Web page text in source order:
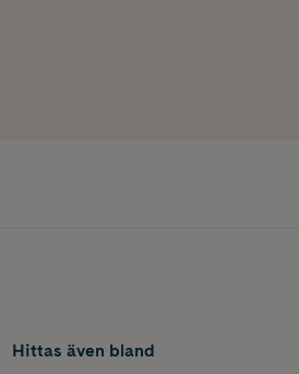
Hittas även bland